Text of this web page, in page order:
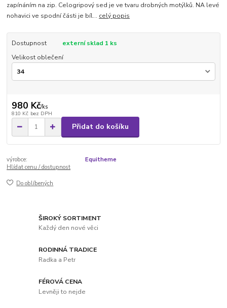
zapínáním na zip. Celogripový sed je ve tvaru drobných motýlků. NA levé
nohavici ve spodní části je bíl... celý popis
Dostupnost
externí sklad 1 ks
Velikost oblečení
980 Kč/ks
810 Kč bez DPH
Přidat do košíku
výrobce:
Equitheme
Hlídat cenu / dostupnost
Do oblíbených
ŠIROKÝ SORTIMENT
Každý den nové věci
RODINNÁ TRADICE
Radka a Petr
FÉROVÁ CENA
Levněji to nejde